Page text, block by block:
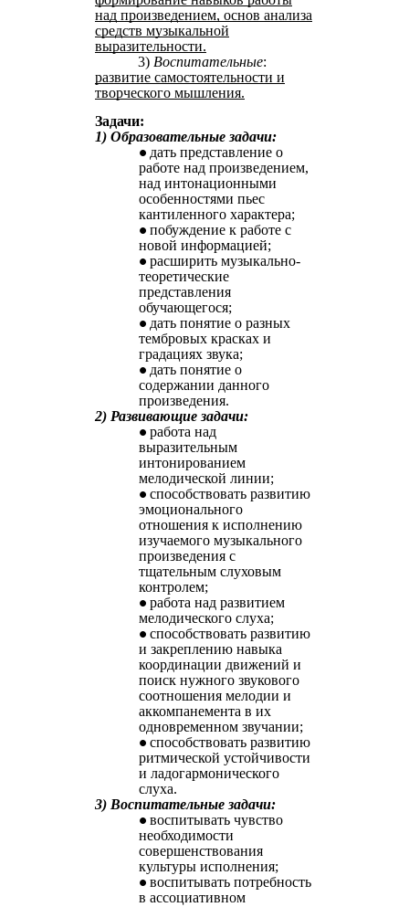
над произведением, основ анализа
средств музыкальной
выразительности.
3) Воспитательные:
развитие самостоятельности и
творческого мышления.
Задачи:
1) Образовательные задачи:
дать представление о
работе над произведением,
над интонационными
особенностями пьес
кантиленного характера;
побуждение к работе с
новой информацией;
расширить музыкально-
теоретические
представления
обучающегося;
дать понятие о разных
тембровых красках и
градациях звука;
дать понятие о
содержании данного
произведения.
2) Развивающие задачи:
работа над
выразительным
интонированием
мелодической линии;
способствовать развитию
эмоционального
отношения к исполнению
изучаемого музыкального
произведения с
тщательным слуховым
контролем;
работа над развитием
мелодического слуха;
способствовать развитию
и закреплению навыка
координации движений и
поиск нужного звукового
соотношения мелодии и
аккомпанемента в их
одновременном звучании;
способствовать развитию
ритмической устойчивости
и ладогармонического
слуха.
3) Воспитательные задачи:
воспитывать чувство
необходимости
совершенствования
культуры исполнения;
воспитывать потребность
в ассоциативном